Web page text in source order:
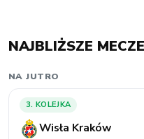
NAJBLIŻSZE MECZE
NA JUTRO
3. KOLEJKA
Wisła Kraków